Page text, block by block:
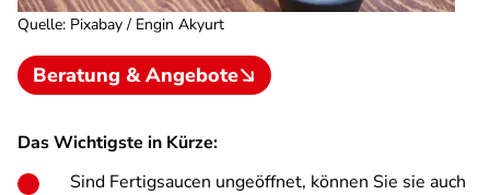
Quelle: Pixabay / Engin Akyurt
Beratung & Angebote
Das Wichtigste in Kürze:
Sind Fertigsaucen ungeöffnet, können Sie sie auch